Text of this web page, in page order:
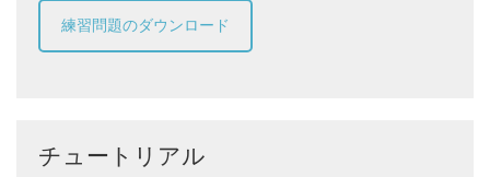
練習問題のダウンロード
チュートリアル